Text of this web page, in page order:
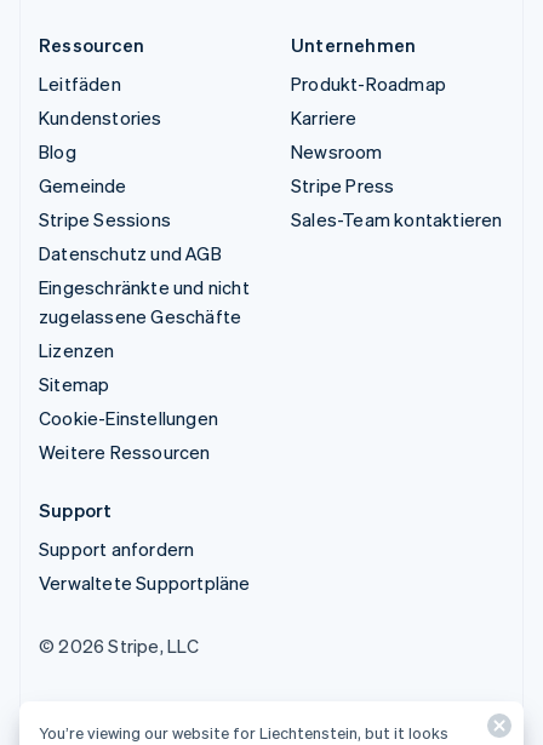
Ressourcen
Leitfäden
Kundenstories
Blog
Gemeinde
Stripe Sessions
Datenschutz und AGB
Eingeschränkte und nicht
zugelassene Geschäfte
Lizenzen
Sitemap
Cookie-Einstellungen
Weitere Ressourcen
Unternehmen
Produkt-Roadmap
Karriere
Newsroom
Stripe Press
Sales-Team kontaktieren
Support
Support anfordern
Verwaltete Supportpläne
© 2026 Stripe, LLC
You’re viewing our website for Liechtenstein, but it looks